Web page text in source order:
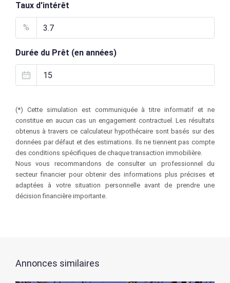
Taux d'intérêt
%
Durée du Prêt (en années)
(*) Cette simulation est communiquée à titre informatif et ne
constitue en aucun cas un engagement contractuel. Les résultats
obtenus à travers ce calculateur hypothécaire sont basés sur des
données par défaut et des estimations. Ils ne tiennent pas compte
des conditions spécifiques de chaque transaction immobilière.
Nous vous recommandons de consulter un professionnel du
secteur financier pour obtenir des informations plus précises et
adaptées à votre situation personnelle avant de prendre une
décision financière importante.
Annonces similaires